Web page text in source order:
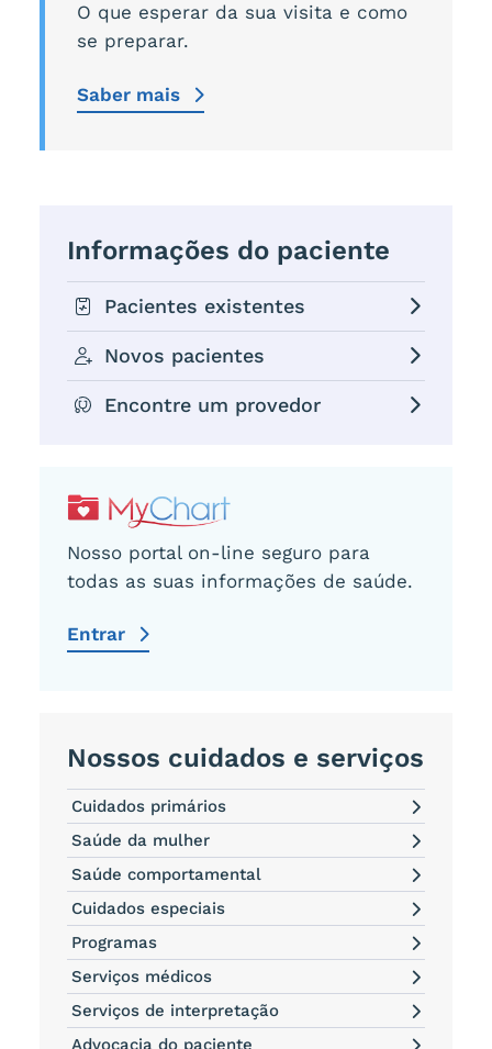
O que esperar da sua visita e como
se preparar.
Saber mais
Informações do paciente
Pacientes existentes
Novos pacientes
Encontre um provedor
Nosso portal on-line seguro para
todas as suas informações de saúde.
Entrar
Nossos cuidados e serviços
Cuidados primários
Saúde da mulher
Saúde comportamental
Cuidados especiais
Programas
Serviços médicos
Serviços de interpretação
Advocacia do paciente